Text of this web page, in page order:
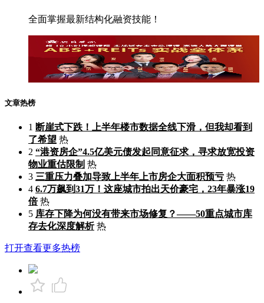
全面掌握最新结构化融资技能！
文章热榜
1 断崖式下跌！上半年楼市数据全线下滑，但我却看到
了希望 热
2 “港资房企”4.5亿美元债发起同意征求，寻求放宽投资
物业重估限制 热
3 三重压力叠加导致上半年上市房企大面积预亏 热
4 6.7万飙到31万！这座城市拍出天价豪宅，23年暴涨19
倍 热
5 库存下降为何没有带来市场修复？——50重点城市库
存去化深度解析 热
打开查看更多热榜